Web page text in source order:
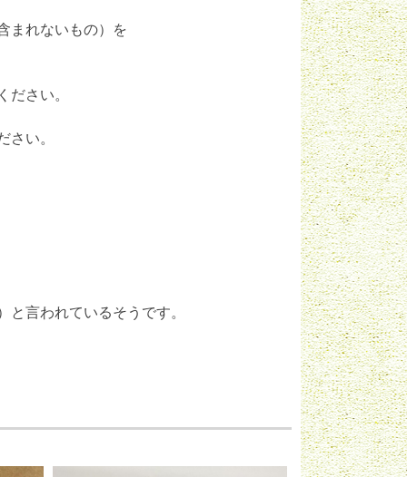
まれないもの）を
ださい。
さい。
言われているそうです。